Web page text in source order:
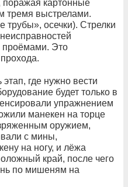
картонные
тремя выстрелами.
трубы», осечки). Стрелки
проёмами. Это
где нужно вести
будет только в
упражнением
манекен на торце
оружием,
с мины,
на ногу, и лёжа
край, после чего
по мишеням на